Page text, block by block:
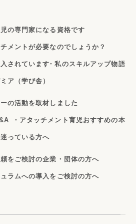
の専門家になる資格です
メントが必要なのでしょうか？
されています・私のスキルアップ物語
ア（学び舎）
の活動を取材しました
・アタッチメント育児おすすめの本
っている方へ
をご検討の企業・団体の方へ
ラムへの導入をご検討の方へ